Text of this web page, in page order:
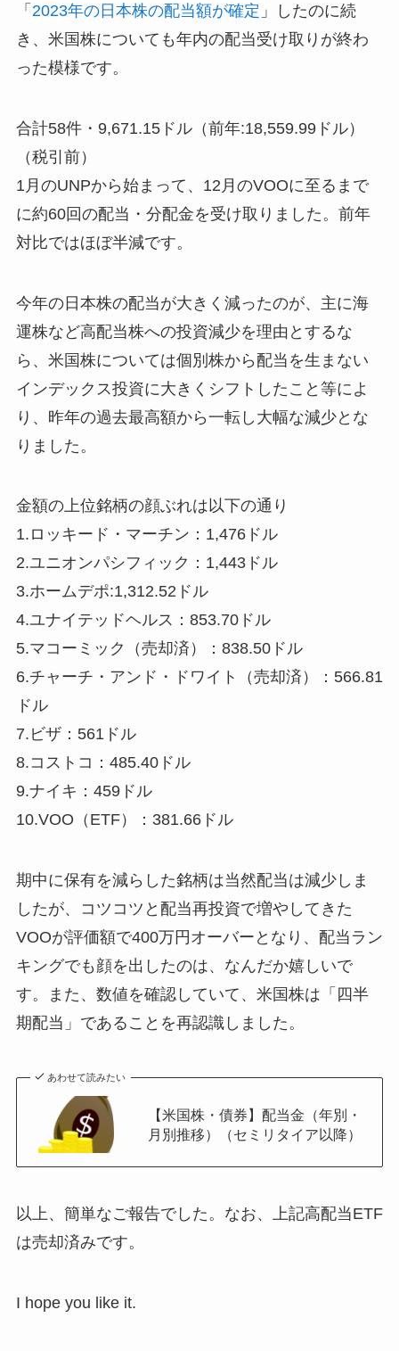
「 2023年の日本株の配当額が確定 」したのに続
き、米国株についても年内の配当受け取りが終わ
った模様です。
合計58件・9,671.15ドル（前年:18,559.99ドル）
（税引前）
1月のUNPから始まって、12月のVOOに至るまで
に約60回の配当・分配金を受け取りました。前年
対比ではほぼ半減です。
今年の日本株の配当が大きく減ったのが、主に海
運株など高配当株への投資減少を理由とするな
ら、米国株については個別株から配当を生まない
インデックス投資に大きくシフトしたこと等によ
り、昨年の過去最高額から一転し大幅な減少とな
りました。
金額の上位銘柄の顔ぶれは以下の通り
1.ロッキード・マーチン：1,476ドル
2.ユニオンパシフィック：1,443ドル
3.ホームデポ:1,312.52ドル
4.ユナイテッドヘルス：853.70ドル
5.マコーミック（売却済）：838.50ドル
6.チャーチ・アンド・ドワイト（売却済）：566.81
ドル
7.ビザ：561ドル
8.コストコ：485.40ドル
9.ナイキ：459ドル
10.VOO（ETF）：381.66ドル
期中に保有を減らした銘柄は当然配当は減少しま
したが、コツコツと配当再投資で増やしてきた
VOOが評価額で400万円オーバーとなり、配当ラン
キングでも顔を出したのは、なんだか嬉しいで
す。また、数値を確認していて、米国株は「四半
期配当」であることを再認識しました。
あわせて読みたい
【米国株・債券】配当金（年別・
月別推移）（セミリタイア以降）
以上、簡単なご報告でした。なお、上記高配当ETF
は売却済みです。
I hope you like it.